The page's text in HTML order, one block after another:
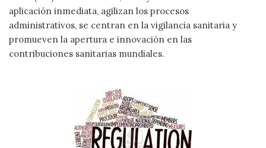
aplicación inmediata, agilizan los procesos
administrativos, se centran en la vigilancia sanitaria y
promueven la apertura e innovación en las
contribuciones sanitarias mundiales.